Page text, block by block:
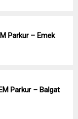
Parkur – Emek
Parkur – Balgat